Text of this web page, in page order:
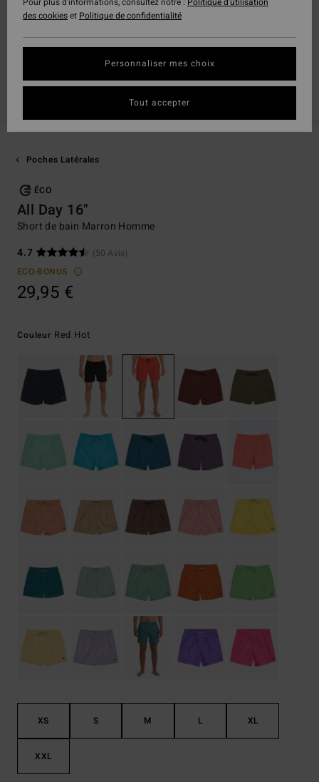
Poches Latérales
ÉCO
All Day 16"
Short de bain Marron Homme
4.7
(50 Avis)
ECO-BONUS
29,95 €
Couleur Red Hot
XS S M L XL
XXL
des cookieset Politique de confidentialité
Personnaliser mes choix
Tout accepter